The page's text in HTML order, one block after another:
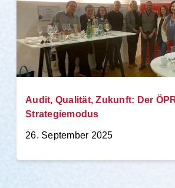
Audit, Qualität, Zukunft: Der
Strategiemodus
26. September 2025